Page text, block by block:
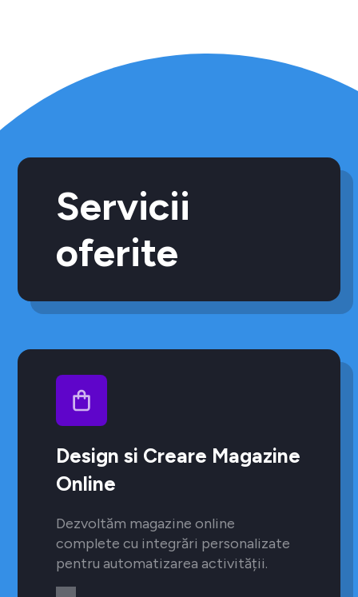
Servicii
oferite
Design si Creare Magazine
Online
Dezvoltăm magazine online
complete cu integrări personalizate
pentru automatizarea activității.